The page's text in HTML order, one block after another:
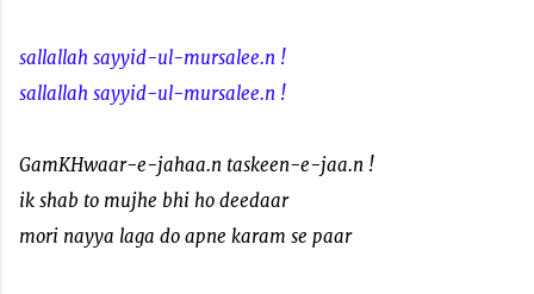
sallallah sayyid-ul-mursalee.n !
sallallah sayyid-ul-mursalee.n !
GamKHwaar-e-jahaa.n taskeen-e-jaa.n !
ik shab to mujhe bhi ho deedaar
mori nayya laga do apne karam se paar